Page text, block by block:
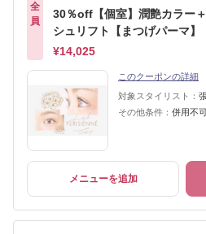
全
員
30％off【個室】潤艶カラー
シュリフト【まつげパーマ】
¥14,025
このクーポンの詳細
対象スタイリスト：
その他条件： 併用不
メニューを追加